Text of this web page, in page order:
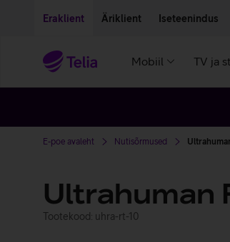
Eraklient Äriklient Iseteenindus
Mobiil TV ja
E-poe avaleht Nutisõrmused
Ultrahuman
Tootekood: uhra-rt-10